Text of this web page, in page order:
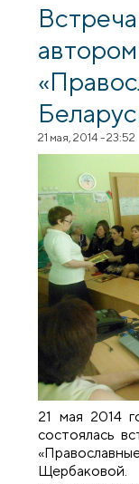
21 мая, 2014 - 23:52
21 мая 2014
состоялась